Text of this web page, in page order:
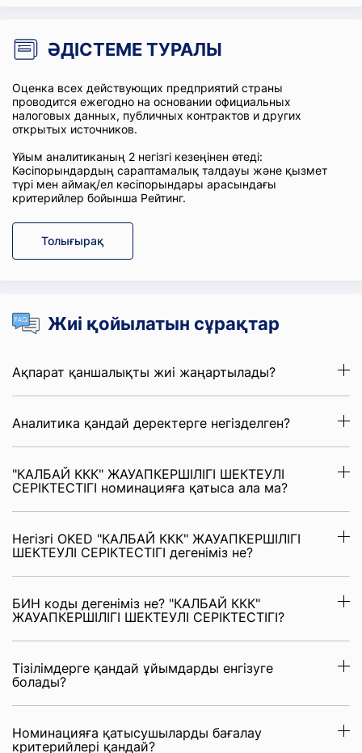
ӘДІСТЕМЕ ТУРАЛЫ
Оценка всех действующих предприятий страны
проводится ежегодно на основании официальных
налоговых данных, публичных контрактов и других
открытых источников.
Ұйым аналитиканың 2 негізгі кезеңінен өтеді:
Кәсіпорындардың сараптамалық талдауы және қызмет
түрі мен аймақ/ел кәсіпорындары арасындағы
критерийлер бойынша Рейтинг.
Толығырақ
Жиі қойылатын сұрақтар
Ақпарат қаншалықты жиі жаңартылады?
Аналитика қандай деректерге негізделген?
"КАЛБАЙ ККК" ЖАУАПКЕРШІЛІГІ ШЕКТЕУЛІ
СЕРІКТЕСТІГІ номинацияға қатыса ала ма?
Негізгі OKED "КАЛБАЙ ККК" ЖАУАПКЕРШІЛІГІ
ШЕКТЕУЛІ СЕРІКТЕСТІГІ дегеніміз не?
БИН коды дегеніміз не? "КАЛБАЙ ККК"
ЖАУАПКЕРШІЛІГІ ШЕКТЕУЛІ СЕРІКТЕСТІГІ?
Тізілімдерге қандай ұйымдарды енгізуге
болады?
Номинацияға қатысушыларды бағалау
критерийлері қандай?